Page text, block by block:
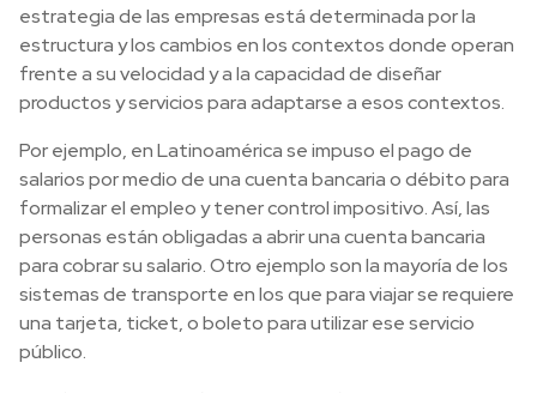
estrategia de las empresas está determinada por la
estructura y los cambios en los contextos donde operan
frente a su velocidad y a la capacidad de diseñar
productos y servicios para adaptarse a esos contextos.
Por ejemplo, en Latinoamérica se impuso el pago de
salarios por medio de una cuenta bancaria o débito para
formalizar el empleo y tener control impositivo. Así, las
personas están obligadas a abrir una cuenta bancaria
para cobrar su salario. Otro ejemplo son la mayoría de los
sistemas de transporte en los que para viajar se requiere
una tarjeta, ticket, o boleto para utilizar ese servicio
público.